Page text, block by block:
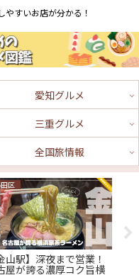
すいお店が分かる！
愛知グルメ
三重グルメ
全国旅情報
区
山駅】深夜まで営業！
屋が誇る濃厚コク旨横